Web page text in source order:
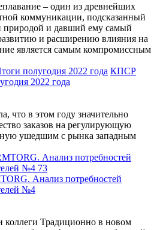
– один из древнейших
коммуникации, подсказанный
природой и давший ему самый
и расширению влияния на
является самым компромиссным
КПСР
2022 года
что в этом году значительно
заказов на регулирующую
ушедшим с рынка западным
Анализ потребностей
№4
коллеги Традиционно в новом